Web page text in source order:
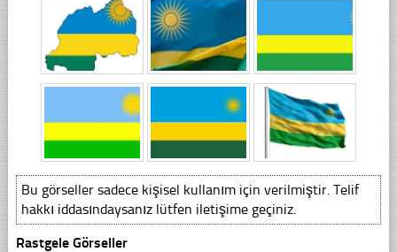
Bu görseller sadece kişisel kullanım için verilmiştir. Telif
hakkı iddasındaysanız lütfen iletişime geçiniz.
Rastgele Görseller